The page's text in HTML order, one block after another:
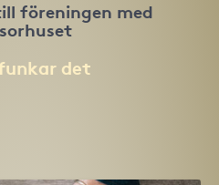
föreningen med
det